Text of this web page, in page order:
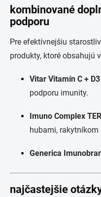
kombinované
podporu
Pre efektívnejšiu
produkty, ktoré obsahujú
Vitar Vitamín C +
podporu imunity.
Imuno Complex
hubami, rakytníkom
Generica
najčastejšie